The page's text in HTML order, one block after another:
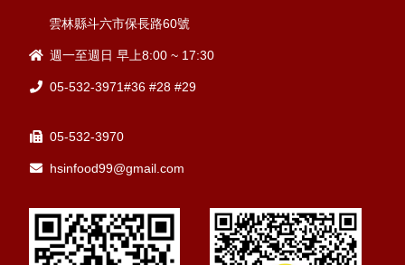
雲林縣斗六市保長路60號
週一至週日 早上8:00 ~ 17:30
05-532-3971#36 #28 #29
05-532-3970
hsinfood99@gmail.com